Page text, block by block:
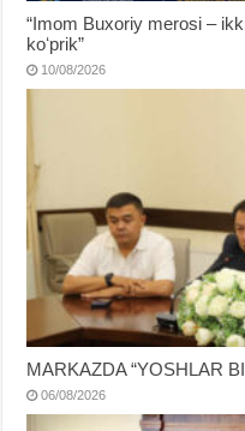
“Imom Buxoriy merosi –
koʻprik”
10/08/2026
MARKAZDA “YOSHLAR
06/08/2026